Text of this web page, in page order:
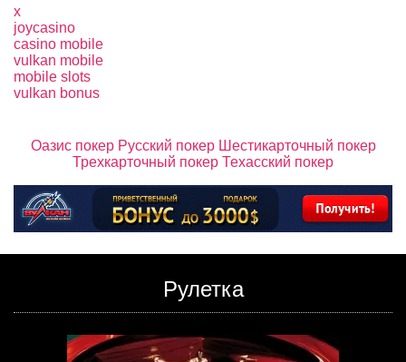
x
joycasino
casino mobile
vulkan mobile
mobile slots
vulkan bonus
Оазис покер Русский покер Шестикарточный покер
Трехкарточный покер Техасский покер
Рулетка